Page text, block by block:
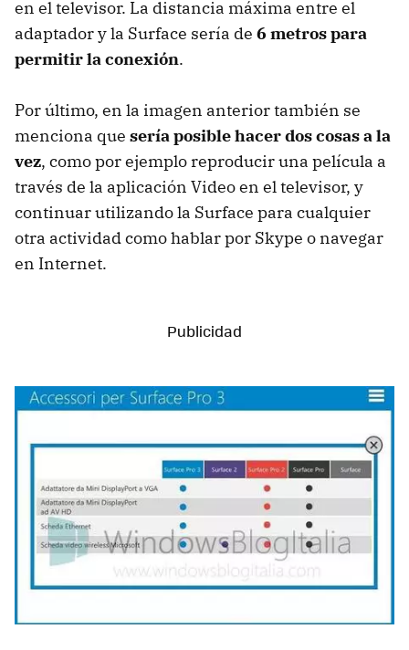
en el televisor. La distancia máxima entre el
adaptador y la Surface sería de 6 metros para
permitir la conexión.
Por último, en la imagen anterior también se
menciona que sería posible hacer dos cosas a la
vez, como por ejemplo reproducir una película a
través de la aplicación Video en el televisor, y
continuar utilizando la Surface para cualquier
otra actividad como hablar por Skype o navegar
en Internet.